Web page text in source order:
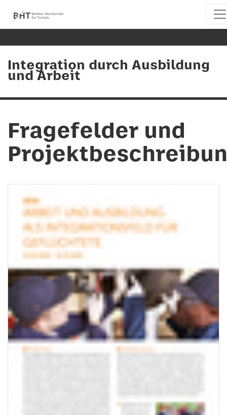
Integration durch Ausbildung
und Arbeit
Fragefelder und